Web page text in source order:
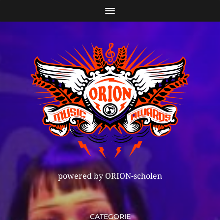
powered by ORION-scholen
CATEGORIE